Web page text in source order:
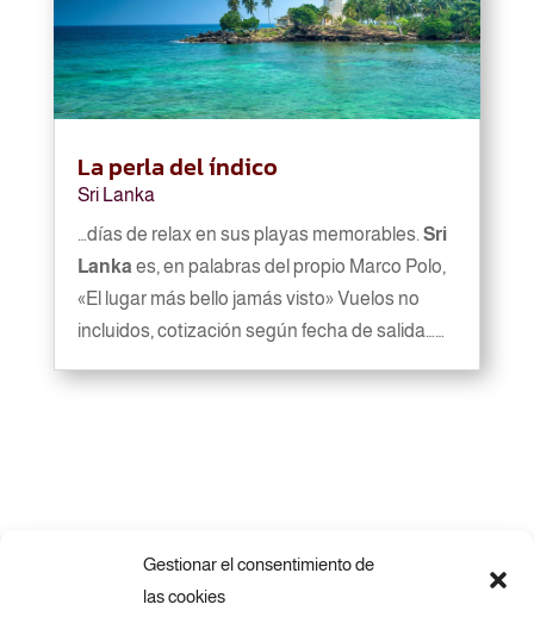
Gestionar el consentimiento de
las cookies
La perla del índico
Sri Lanka
…días de relax en sus playas memorables. Sri
Lanka es, en palabras del propio Marco Polo,
«El lugar más bello jamás visto» Vuelos no
incluidos, cotización según fecha de salida……